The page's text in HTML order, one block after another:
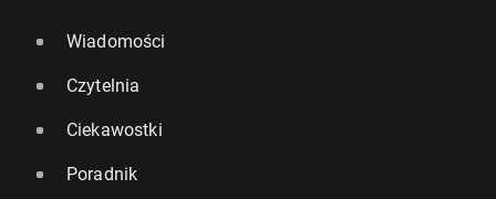
Wiadomości
Czytelnia
Ciekawostki
Poradnik